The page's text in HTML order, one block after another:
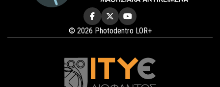
© 2026 Photodentro LOR+